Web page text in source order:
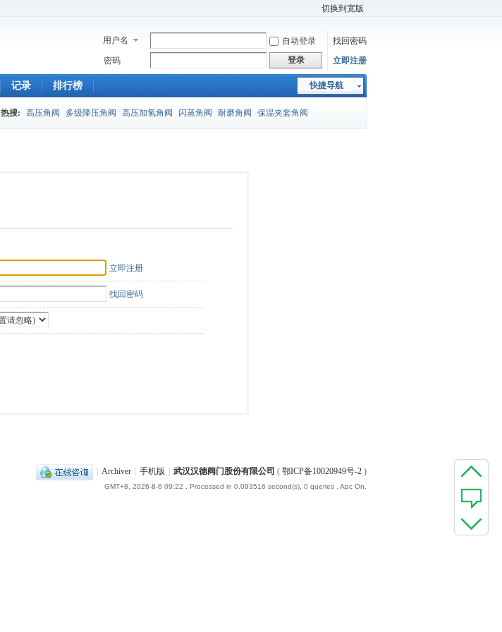
切换到宽版
用户名 自动登录
找回密码
密码
登录 立即注册
快捷导航
记录 排行榜
热搜: 高压角阀 多级降压角阀 高压加氢角阀 闪蒸角阀 耐磨角阀 保温夹套角阀
立即注册
找回密码
Archiver 手机版 武汉汉德阀门股份有限公司 ( 鄂ICP备10020949号-2 )
GMT+8, 2026-8-6 09:22 , Processed in 0.093516 second(s), 0 queries , Apc On.